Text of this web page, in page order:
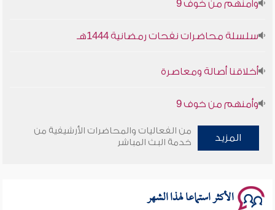
المزيد
من الفعاليات والمحاضرات الأرشيفية من
خدمة البث المباشر
الأكثر استماعا لهذا الشهر